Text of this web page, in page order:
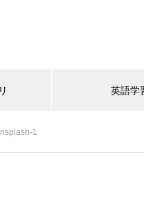
英語学
xs116451/
1